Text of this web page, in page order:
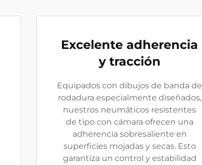
Excelente adherencia
y tracción
Equipados con dibujos de banda de
rodadura especialmente diseñados,
nuestros neumáticos resistentes
de tipo con cámara ofrecen una
adherencia sobresaliente en
superficies mojadas y secas. Esto
garantiza un control y estabilidad